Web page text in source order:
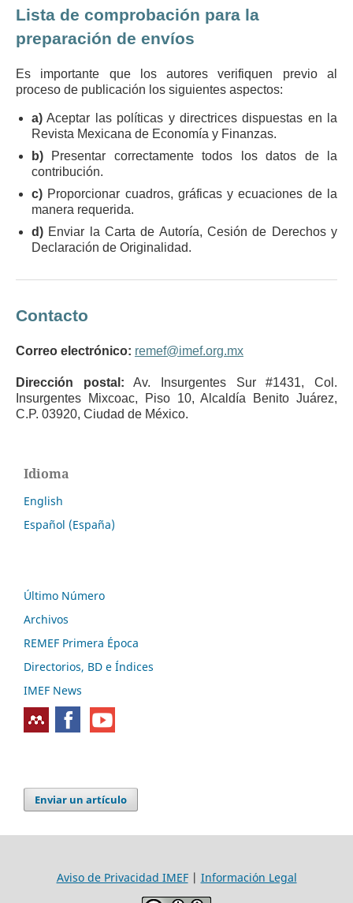
Lista de comprobación para la
preparación de envíos
Es importante que los autores verifiquen previo al
proceso de publicación los siguientes aspectos:
a)Aceptar las políticas y directrices dispuestas en la
Revista Mexicana de Economía y Finanzas.
b)Presentar correctamente todos los datos de la
contribución.
c)Proporcionar cuadros, gráficas y ecuaciones de la
manera requerida.
d)Enviar la Carta de Autoría, Cesión de Derechos y
Declaración de Originalidad.
Contacto
Correo electrónico: remef@imef.org.mx
Dirección postal: Av. Insurgentes Sur #1431, Col.
Insurgentes Mixcoac, Piso 10, Alcaldía Benito Juárez,
C.P. 03920, Ciudad de México.
Idioma
English
Español (España)
Último Número
Archivos
REMEF Primera Época
Directorios, BD e Índices
IMEF News
Enviar un artículo
Aviso de Privacidad IMEF| Información Legal